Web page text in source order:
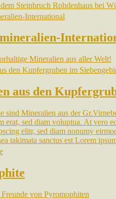
Steinbruch Rohdenhaus bei
Mineralien aus aller Welt!
aus den
sind Mineralien aus der
erat, sed diam voluptua. At vero
elitr, sed diam nonumy
takimata sanctus est Lorem
von Pyromophiten